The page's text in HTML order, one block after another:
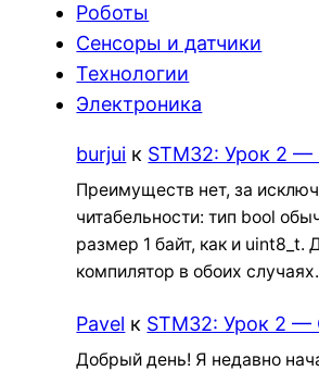
Роботы
Сенсоры и датчики
Технологии
Электроника
burjui к STM32: Урок 2 —
Преимуществ нет, за
читабельности: тип bool
размер 1 байт, как и uint8_t.
компилятор в обоих
Pavel к STM32: Урок 2 —
Добрый день! Я недавно